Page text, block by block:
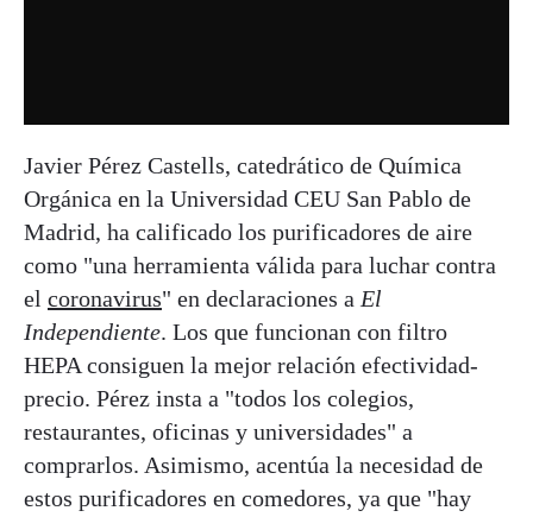
Javier Pérez Castells, catedrático de Química
Orgánica en la Universidad CEU San Pablo de
Madrid, ha calificado los purificadores de aire
como "una herramienta válida para luchar contra
el coronavirus" en declaraciones a El
Independiente. Los que funcionan con filtro
HEPA consiguen la mejor relación efectividad-
precio. Pérez insta a "todos los colegios,
restaurantes, oficinas y universidades" a
comprarlos. Asimismo, acentúa la necesidad de
estos purificadores en comedores, ya que "hay